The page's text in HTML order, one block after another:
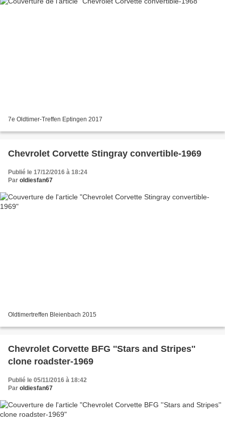
7e Oldtimer-Treffen Eptingen 2017
Chevrolet Corvette Stingray convertible-1969
Publié le 17/12/2016 à 18:24
Par oldiesfan67
Oldtimertreffen Bleienbach 2015
Chevrolet Corvette BFG ''Stars and Stripes''
clone roadster-1969
Publié le 05/11/2016 à 18:42
Par oldiesfan67